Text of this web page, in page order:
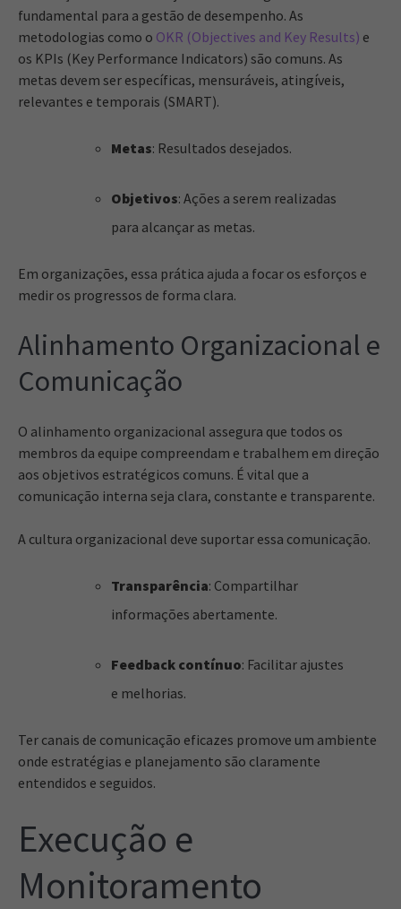
fundamental para a gestão de desempenho. As
metodologias como o OKR (Objectives and Key Results) e
os KPIs (Key Performance Indicators) são comuns. As
metas devem ser específicas, mensuráveis, atingíveis,
relevantes e temporais (SMART).
Metas: Resultados desejados.
Objetivos: Ações a serem realizadas
para alcançar as metas.
Em organizações, essa prática ajuda a focar os esforços e
medir os progressos de forma clara.
Alinhamento Organizacional e
Comunicação
O alinhamento organizacional assegura que todos os
membros da equipe compreendam e trabalhem em direção
aos objetivos estratégicos comuns. É vital que a
comunicação interna seja clara, constante e transparente.
A cultura organizacional deve suportar essa comunicação.
Transparência: Compartilhar
informações abertamente.
Feedback contínuo: Facilitar ajustes
e melhorias.
Ter canais de comunicação eficazes promove um ambiente
onde estratégias e planejamento são claramente
entendidos e seguidos.
Execução e
Monitoramento